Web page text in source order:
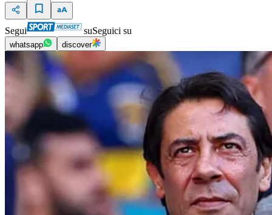
Segui suSeguici su
whatsapp discover